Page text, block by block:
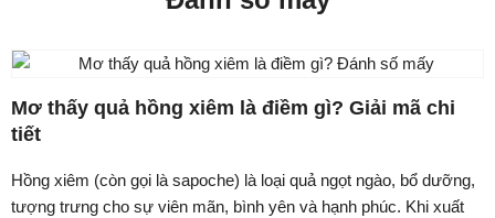
Mơ thấy quả hồng xiêm là điềm gì? Giải mã chi
tiết
Hồng xiêm (còn gọi là sapoche) là loại quả ngọt ngào, bổ dưỡng,
tượng trưng cho sự viên mãn, bình yên và hạnh phúc. Khi xuất